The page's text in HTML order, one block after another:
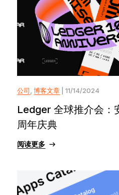
公司,博客文章 | 11/14/2024
Ledger 全球推介会：
周年庆典
阅读更多